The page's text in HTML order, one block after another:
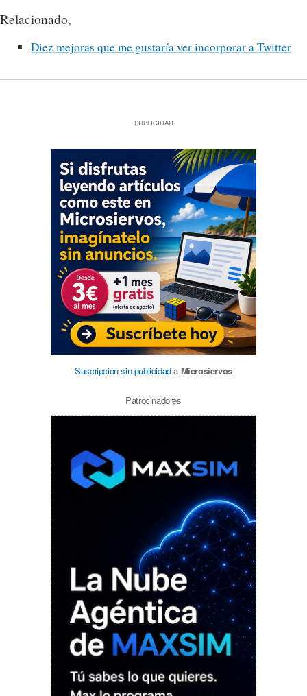
Relacionado,
Diez mejoras que me gustaría ver incorporar a Twitter
PUBLICIDAD
Suscripción sin publicidada Microsiervos
Patrocinadores